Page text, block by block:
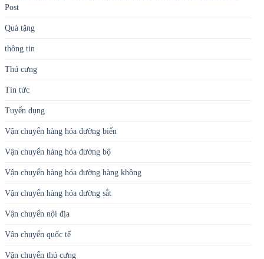
Post
Quà tặng
thông tin
Thú cưng
Tin tức
Tuyển dụng
Vận chuyển hàng hóa đường biển
Vận chuyển hàng hóa đường bộ
Vận chuyển hàng hóa đường hàng không
Vận chuyển hàng hóa đường sắt
Vận chuyển nội địa
Vận chuyển quốc tế
Vận chuyển thú cưng